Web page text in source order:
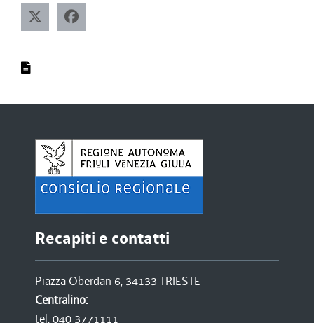
Recapiti e contatti
Piazza Oberdan 6, 34133 TRIESTE
Centralino:
tel. 040 3771111